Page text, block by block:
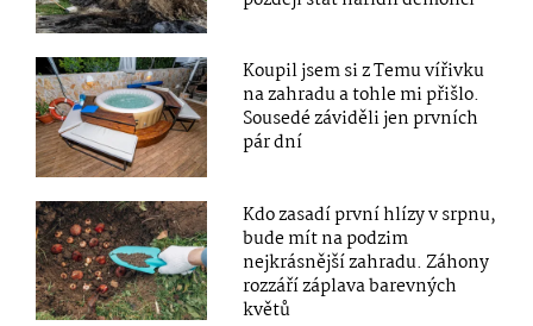
Koupil jsem si z Temu vířivku
na zahradu a tohle mi přišlo.
Sousedé záviděli jen prvních
pár dní
Kdo zasadí první hlízy v srpnu,
bude mít na podzim
nejkrásnější zahradu. Záhony
rozzáří záplava barevných
květů